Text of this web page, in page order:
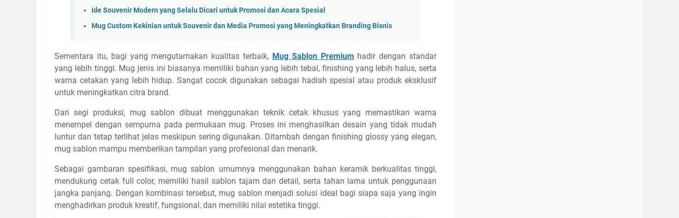
Ide Souvenir Modern yang Selalu Dicari untuk Promosi dan Acara Spesial
Mug Custom Kekinian untuk Souvenir dan Media Promosi yang Meningkatkan Branding Bisnis
Sementara itu, bagi yang mengutamakan kualitas terbaik, Mug Sablon Premium hadir dengan standar
yang lebih tinggi. Mug jenis ini biasanya memiliki bahan yang lebih tebal, finishing yang lebih halus, serta
warna cetakan yang lebih hidup. Sangat cocok digunakan sebagai hadiah spesial atau produk eksklusif
untuk meningkatkan citra brand.
Dari segi produksi, mug sablon dibuat menggunakan teknik cetak khusus yang memastikan warna
menempel dengan sempurna pada permukaan mug. Proses ini menghasilkan desain yang tidak mudah
luntur dan tetap terlihat jelas meskipun sering digunakan. Ditambah dengan finishing glossy yang elegan,
mug sablon mampu memberikan tampilan yang profesional dan menarik.
Sebagai gambaran spesifikasi, mug sablon umumnya menggunakan bahan keramik berkualitas tinggi,
mendukung cetak full color, memiliki hasil sablon tajam dan detail, serta tahan lama untuk penggunaan
jangka panjang. Dengan kombinasi tersebut, mug sablon menjadi solusi ideal bagi siapa saja yang ingin
menghadirkan produk kreatif, fungsional, dan memiliki nilai estetika tinggi.